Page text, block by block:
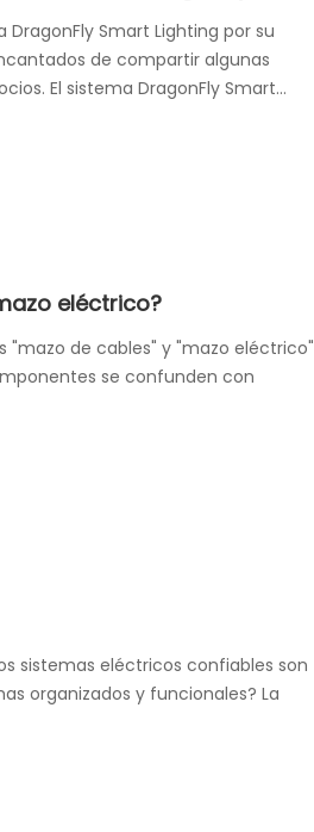
DragonFly Smart Lighting por su
de compartir algunas
El sistema DragonFly Smart
eléctrico?
"mazo de cables" y "mazo eléctrico"
se confunden con
sistemas eléctricos confiables son
organizados y funcionales? La